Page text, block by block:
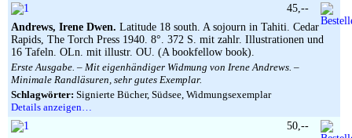
Andrews, Irene Dwen. Latitude 18 south. A sojourn in Tahiti. Cedar
Rapids, The Torch Press 1940. 8°. 372 S. mit zahlr. Illustrationen und
16 Tafeln. OLn. mit illustr. OU. (A bookfellow book).
Erste Ausgabe. – Mit eigenhändiger Widmung von Irene Andrews. –
Minimale Randläsuren, sehr gutes Exemplar.
Schlagwörter: Signierte Bücher, Südsee, Widmungsexemplar
Details anzeigen…
45,--
50,--